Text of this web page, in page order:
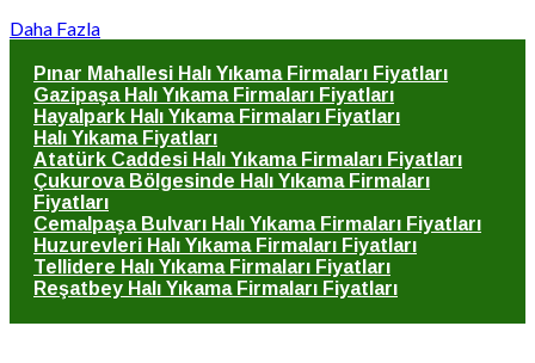
Daha Fazla
Pınar Mahallesi Halı Yıkama Firmaları Fiyatları
Gazipaşa Halı Yıkama Firmaları Fiyatları
Hayalpark Halı Yıkama Firmaları Fiyatları
Halı Yıkama Fiyatları
Atatürk Caddesi Halı Yıkama Firmaları Fiyatları
Çukurova Bölgesinde Halı Yıkama Firmaları
Fiyatları
Cemalpaşa Bulvarı Halı Yıkama Firmaları Fiyatları
Huzurevleri Halı Yıkama Firmaları Fiyatları
Tellidere Halı Yıkama Firmaları Fiyatları
Reşatbey Halı Yıkama Firmaları Fiyatları